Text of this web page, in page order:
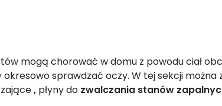
mogą chorować w domu z powodu ciał
okresowo sprawdzać oczy. W tej sekcji można
, płyny do zwalczania stanów